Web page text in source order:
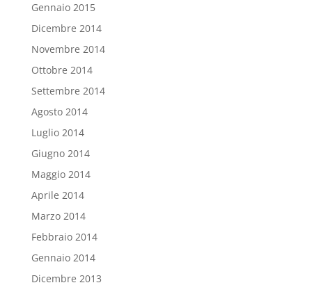
Gennaio 2015
Dicembre 2014
Novembre 2014
Ottobre 2014
Settembre 2014
Agosto 2014
Luglio 2014
Giugno 2014
Maggio 2014
Aprile 2014
Marzo 2014
Febbraio 2014
Gennaio 2014
Dicembre 2013